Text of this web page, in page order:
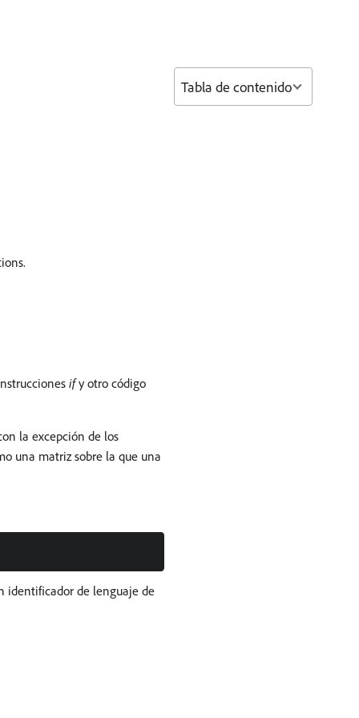
ify otro código
la excepción de los
una matriz sobre la que una
identificador de lenguaje de
Tabla de contenido